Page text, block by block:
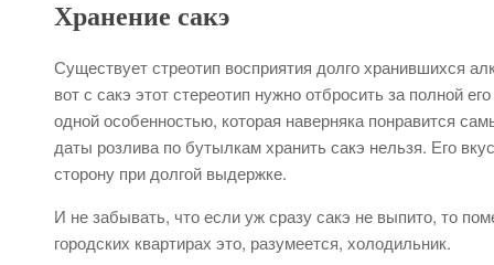
Хранение сакэ
Существует стреотип восприятия долго хранившихся
вот с сакэ этот стереотип нужно отбросить за полной
одной особенностью, которая наверняка понравится
даты розлива по бутылкам хранить сакэ нельзя. Его
сторону при долгой выдержке.
И не забывать, что если уж сразу сакэ не выпито, то
городских квартирах это, разумеется, холодильник.